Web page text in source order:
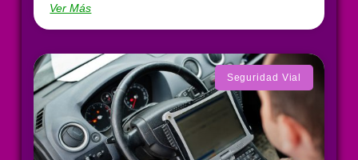
Ver Más
Seguridad Vial